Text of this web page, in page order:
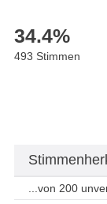
34.4%
493 Stimmen
...von 200